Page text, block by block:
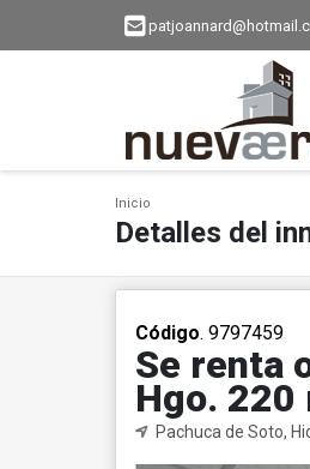
Inicio
Detalles del
Código. 9797459
Se renta
Hgo. 220
Pachuca de Soto,